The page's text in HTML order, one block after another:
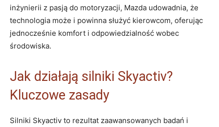
inżynierii z‍ pasją​ do ⁢motoryzacji, Mazda‌ udowadnia,⁢ że
technologia⁣ może‌ i ‌powinna służyć kierowcom, oferując
jednocześnie ‌komfort ​i odpowiedzialność wobec
środowiska.
Jak działają silniki ⁢Skyactiv?
Kluczowe zasady
Silniki Skyactiv to rezultat zaawansowanych badań‌ i⁢